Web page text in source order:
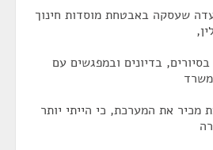
שעסקה באבטחת מוסדות חינוך
בדיונים ובמפגשים עם
מכיר את המערכת, כי הייתי יותר